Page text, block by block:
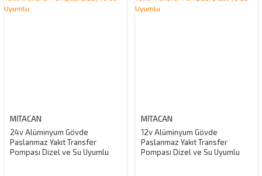
MİTACAN
24v Alüminyum Gövde
Paslanmaz Yakıt Transfer
Pompası Dizel ve Su Uyumlu
MİTACAN
12v Alüminyum Gövde
Paslanmaz Yakıt Transfer
Pompası Dizel ve Su Uyumlu